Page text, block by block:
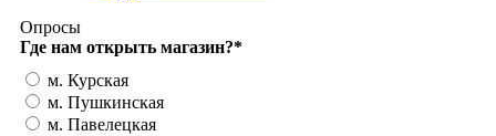
Опросы
Где нам открыть магазин?*
м. Курская
м. Пушкинская
м. Павелецкая